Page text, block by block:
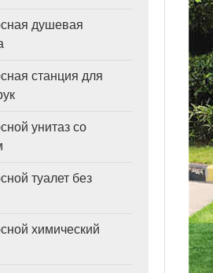
душевая
станция для
унитаз со
туалет без
химический